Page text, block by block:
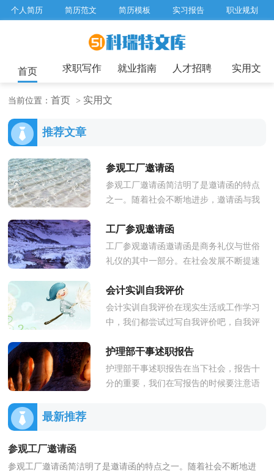
个人简历 简历范文 简历模板 实习报告 职业规划
工作总结 辞职报告
首页 求职写作 就业指南 人才招聘 实用文
当前位置：首页 > 实用文
推荐文章
参观工厂邀请函
参观工厂邀请函简洁明了是邀请函的特点
之一。随着社会不断地进步，邀请函与我
无头绪？下面是小编收集整理的...
工厂参观邀请函
工厂参观邀请函邀请函是商务礼仪与世俗
礼仪的其中一部分。在社会发展不断提速
信很多朋友都对拟邀请函感到...
会计实训自我评价
会计实训自我评价在现实生活或工作学习
中，我们都尝试过写自我评价吧，自我评
自我发展、自我完善、自我实现...
护理部干事述职报告
护理部干事述职报告在当下社会，报告十
分的重要，我们在写报告的时候要注意语
最新推荐
参观工厂邀请函
参观工厂邀请函简洁明了是邀请函的特点之一。随着社会不断地进